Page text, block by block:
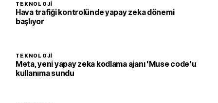
TEKNOLOJI
Hava trafiği kontrolünde yapay zeka dönemi
başlıyor
TEKNOLOJI
Meta, yeni yapay zeka kodlama ajanı 'Muse code'u
kullanıma sundu